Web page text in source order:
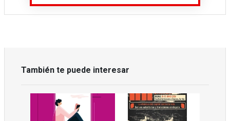
También te puede interesar